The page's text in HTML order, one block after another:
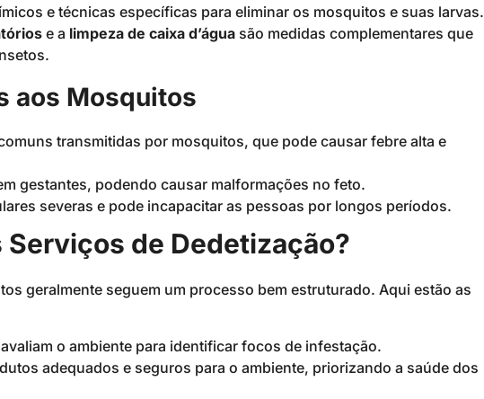
e técnicas específicas para eliminar os mosquitos e suas larvas.
e a limpeza de caixa d’água são medidas complementares que
aos Mosquitos
transmitidas por mosquitos, que pode causar febre alta e
gestantes, podendo causar malformações no feto.
severas e pode incapacitar as pessoas por longos períodos.
Serviços de Dedetização?
geralmente seguem um processo bem estruturado. Aqui estão as
o ambiente para identificar focos de infestação.
adequados e seguros para o ambiente, priorizando a saúde dos